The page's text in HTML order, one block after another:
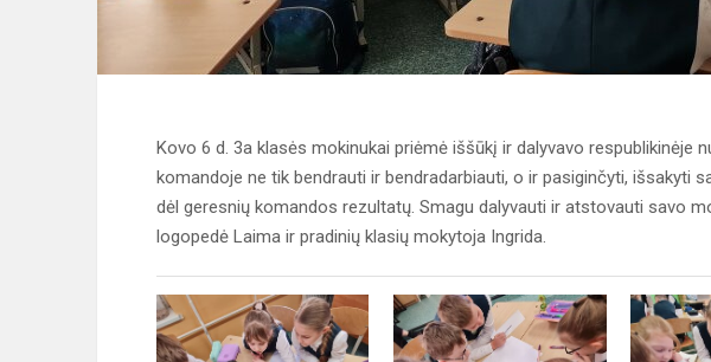
Kovo 6 d. 3a klasės mokinukai priėmė iššūkį ir dalyvavo respublikinėje
komandoje ne tik bendrauti ir bendradarbiauti, o ir pasiginčyti, išsakyti
dėl geresnių komandos rezultatų. Smagu dalyvauti ir atstovauti savo
logopedė Laima ir pradinių klasių mokytoja Ingrida.